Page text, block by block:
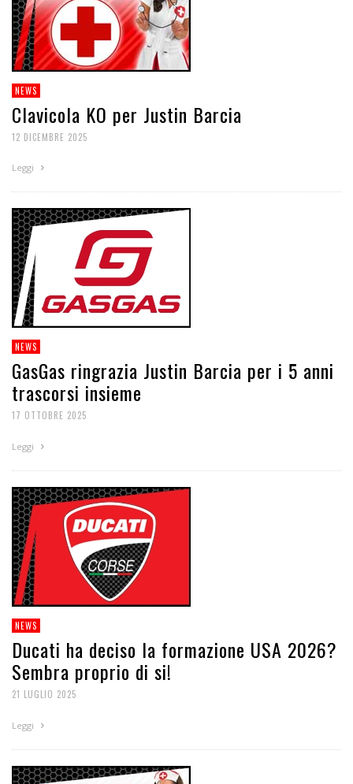
NEWS
Clavicola KO per Justin Barcia
12 DICEMBRE 2025
Leggi
NEWS
GasGas ringrazia Justin Barcia per i 5 anni
trascorsi insieme
17 OTTOBRE 2025
Leggi
NEWS
Ducati ha deciso la formazione USA 2026?
Sembra proprio di si!
21 LUGLIO 2025
Leggi